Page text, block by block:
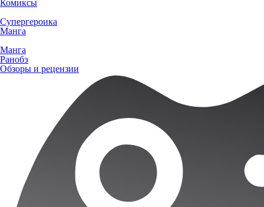
Комиксы
Супергероика
Манга
Манга
Ранобэ
Обзоры и рецензии